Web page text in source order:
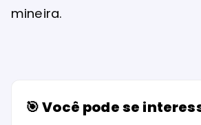
mineira.
🎯 Você pode se